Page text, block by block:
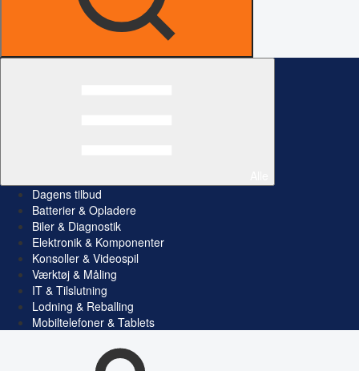
Dagens tilbud
Batterier & Opladere
Biler & Diagnostik
Elektronik & Komponenter
Konsoller & Videospil
Værktøj & Måling
IT & Tilslutning
Lodning & Reballing
Mobiltelefoner & Tablets